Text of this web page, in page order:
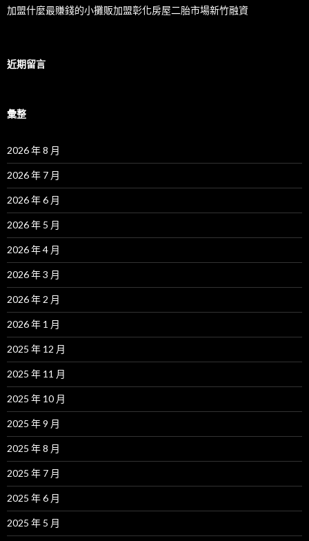
加盟什麼最賺錢的小攤販加盟彰化房屋二胎市場新竹融資
近期留言
彙整
2026 年 8 月
2026 年 7 月
2026 年 6 月
2026 年 5 月
2026 年 4 月
2026 年 3 月
2026 年 2 月
2026 年 1 月
2025 年 12 月
2025 年 11 月
2025 年 10 月
2025 年 9 月
2025 年 8 月
2025 年 7 月
2025 年 6 月
2025 年 5 月